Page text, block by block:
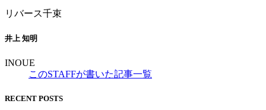
リバース千束
井上 知明
INOUE
このSTAFFが書いた記事一覧
RECENT POSTS